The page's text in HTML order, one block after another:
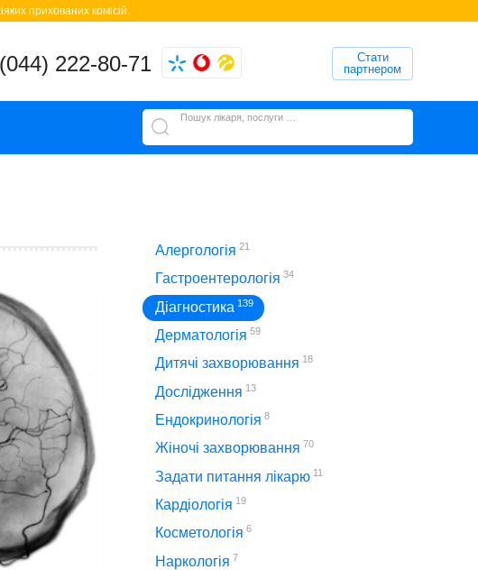
прихованих комісій.
222-80-71
Стати
партнером
Алергологія 21
Гастроентерологія 34
Діагностика 139
Дерматологія 59
Дитячі захворювання 18
Дослідження 13
Ендокринологія 8
Жіночі захворювання 70
Задати питання лікарю 11
Кардіологія 19
Косметологія 6
Наркологія 7